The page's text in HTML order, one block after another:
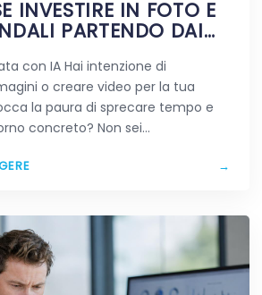
INVESTIRE IN FOTO E
PARTENDO DAI
con IA Hai intenzione di
o creare video per la tua
la paura di sprecare tempo e
concreto? Non sei…
→